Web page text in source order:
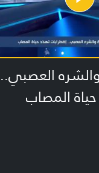
العصبي..
المصاب